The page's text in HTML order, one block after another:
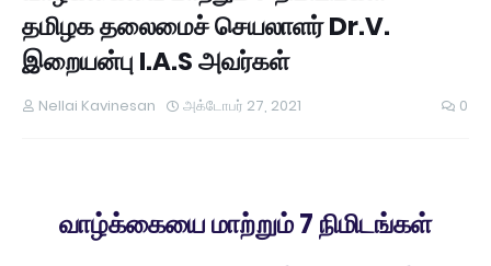
தமிழக தலைமைச் செயலாளர் Dr.V.
இறையன்பு I.A.S அவர்கள்
Nellai Kavinesan அக்டோபர் 27, 2021 0
வாழ்க்கையை மாற்றும் 7 நிமிடங்கள்